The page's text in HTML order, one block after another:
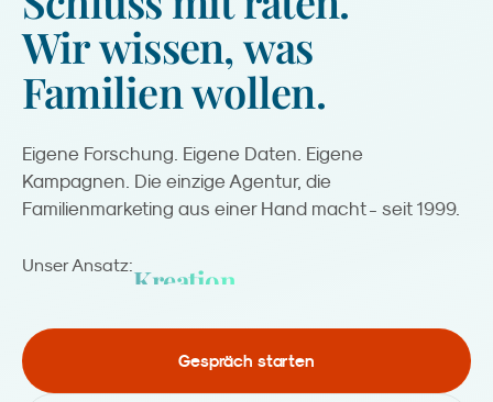
Wirwissen,was
Familienwollen.
Eigene Forschung. Eigene Daten. Eigene
Kampagnen. Die einzige Agentur, die
Familienmarketing aus einer Hand macht - seit 1999.
Unser Ansatz: Kreation.
Gespräch starten